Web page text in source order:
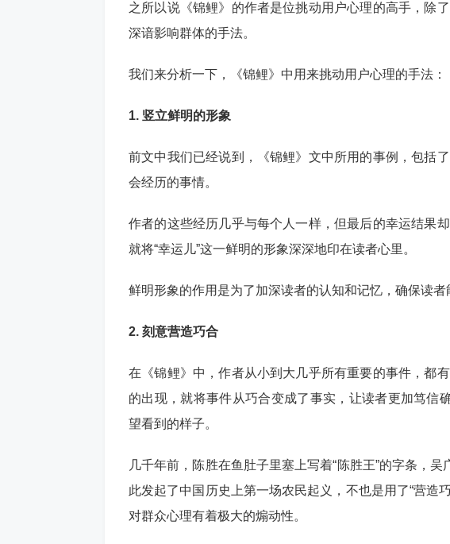
之所以说《锦鲤》的作者是位挑动用户心理的高手，除
深谙影响群体的手法。
我们来分析一下，《锦鲤》中用来挑动用户心理的手法：
1. 竖立鲜明的形象
前文中我们已经说到，《锦鲤》文中所用的事例，包括
会经历的事情。
作者的这些经历几乎与每个人一样，但最后的幸运结果
就将“幸运儿”这一鲜明的形象深深地印在读者心里。
鲜明形象的作用是为了加深读者的认知和记忆，确保读者
2. 刻意营造巧合
在《锦鲤》中，作者从小到大几乎所有重要的事件，都
的出现，就将事件从巧合变成了事实，让读者更加笃信
望看到的样子。
几千年前，陈胜在鱼肚子里塞上写着“陈胜王”的字条，
此发起了中国历史上第一场农民起义，不也是用了“营造
对群众心理有着极大的煽动性。